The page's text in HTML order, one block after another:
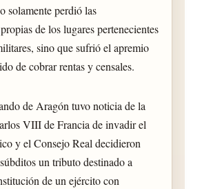
solamente perdió las
de los lugares pertenecientes
sino que sufrió el apremio
de cobrar rentas y censales.
de Aragón tuvo noticia de la
VIII de Francia de invadir el
y el Consejo Real decidieron
un tributo destinado a
de un ejército con